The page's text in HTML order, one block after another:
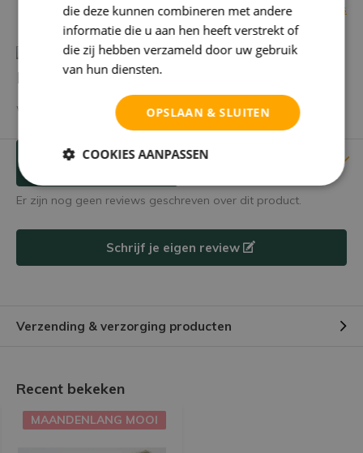
Bekijk alle specificaties
Heb je een vraag over dit product?
We helpen je graag met het vinden van het juiste product.
Verstuur mailtje Reviews
Er zijn nog geen reviews geschreven over dit product.
Schrijf je eigen review
Verzending & verzorging producten
Recent bekeken
MAANDENLANG MOOI
die deze kunnen combineren met andere
informatie die u aan hen heeft verstrekt of
die zij hebben verzameld door uw gebruik
van hun diensten.
OPSLAAN & SLUITEN
COOKIES AANPASSEN